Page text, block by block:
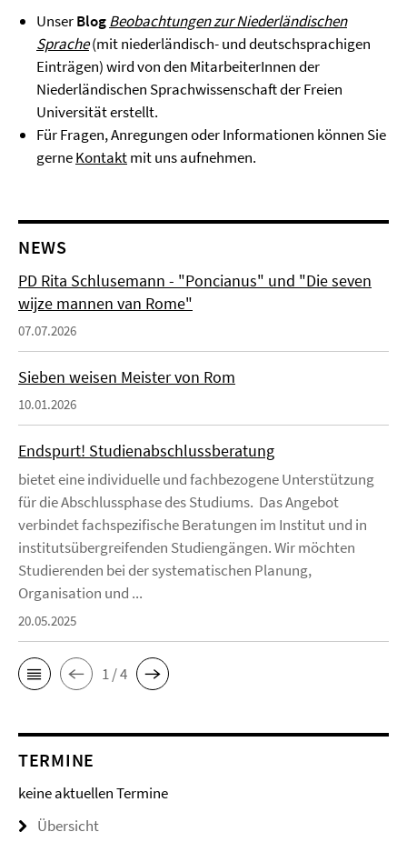
UnserBlogBeobachtungen zur Niederländischen
Sprache(mit niederländisch- und deutschsprachigen
Einträgen) wird von den MitarbeiterInnen der
Niederländischen Sprachwissenschaft der Freien
Universität erstellt.
Für Fragen, Anregungen oder Informationen können Sie
gerneKontaktmit uns aufnehmen.
NEWS
PD Rita Schlusemann - "Poncianus" und "Die seven
wijze mannen van Rome"
07.07.2026
Sieben weisen Meister von Rom
10.01.2026
Endspurt! Studienabschlussberatung
bietet eine individuelle und fachbezogene Unterstützung
für die Abschlussphase des Studiums. Das Angebot
verbindet fachspezifische Beratungen im Institut und in
institutsübergreifenden Studiengängen. Wir möchten
Studierenden bei der systematischen Planung,
Organisation und ...
20.05.2025
1 / 4
TERMINE
keine aktuellen Termine
Übersicht